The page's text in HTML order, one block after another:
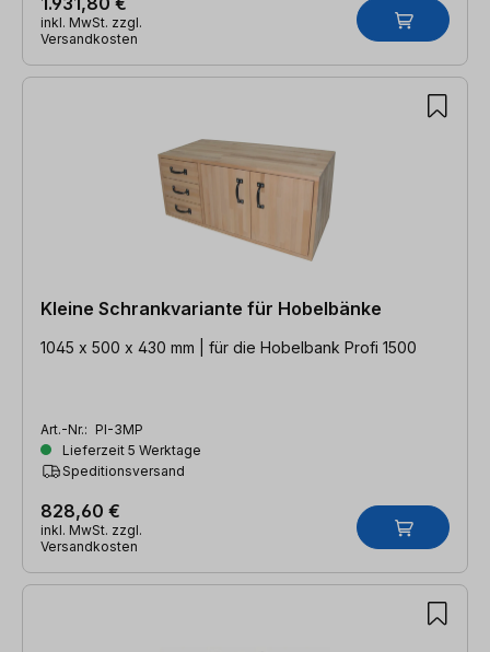
inkl. MwSt. zzgl.
Versandkosten
Kleine Schrankvariante für Hobelbänke
1045 x 500 x 430 mm | für die Hobelbank Profi 1500
Art.-Nr.: PI-3MP
Lieferzeit 5 Werktage
Speditionsversand
828,60 €
inkl. MwSt. zzgl.
Versandkosten